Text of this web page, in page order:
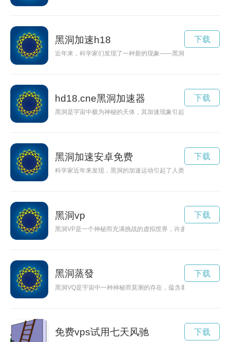
黑洞加速h18
近年来，科学家们发现了一种新的现象——黑洞加速。黑洞是引
下载
hd18.cne黑洞加速器
黑洞是宇宙中极为神秘的天体，其加速现象引起了物理学家的极
下载
黑洞加速安卓免费
科学家近年来发现，黑洞的加速运动引起了人类的广泛关注。
下载
黑洞vp
黑洞VP是一个神秘而充满挑战的虚拟世界，许多科技爱好者和
下载
黑洞蒸發
黑洞VQ是宇宙中一种神秘而莫测的存在，蕴含着引力与量子力
下载
免费vps试用七天风驰 下载